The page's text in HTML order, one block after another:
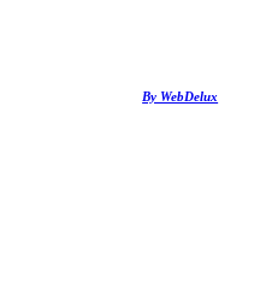
By WebDelux